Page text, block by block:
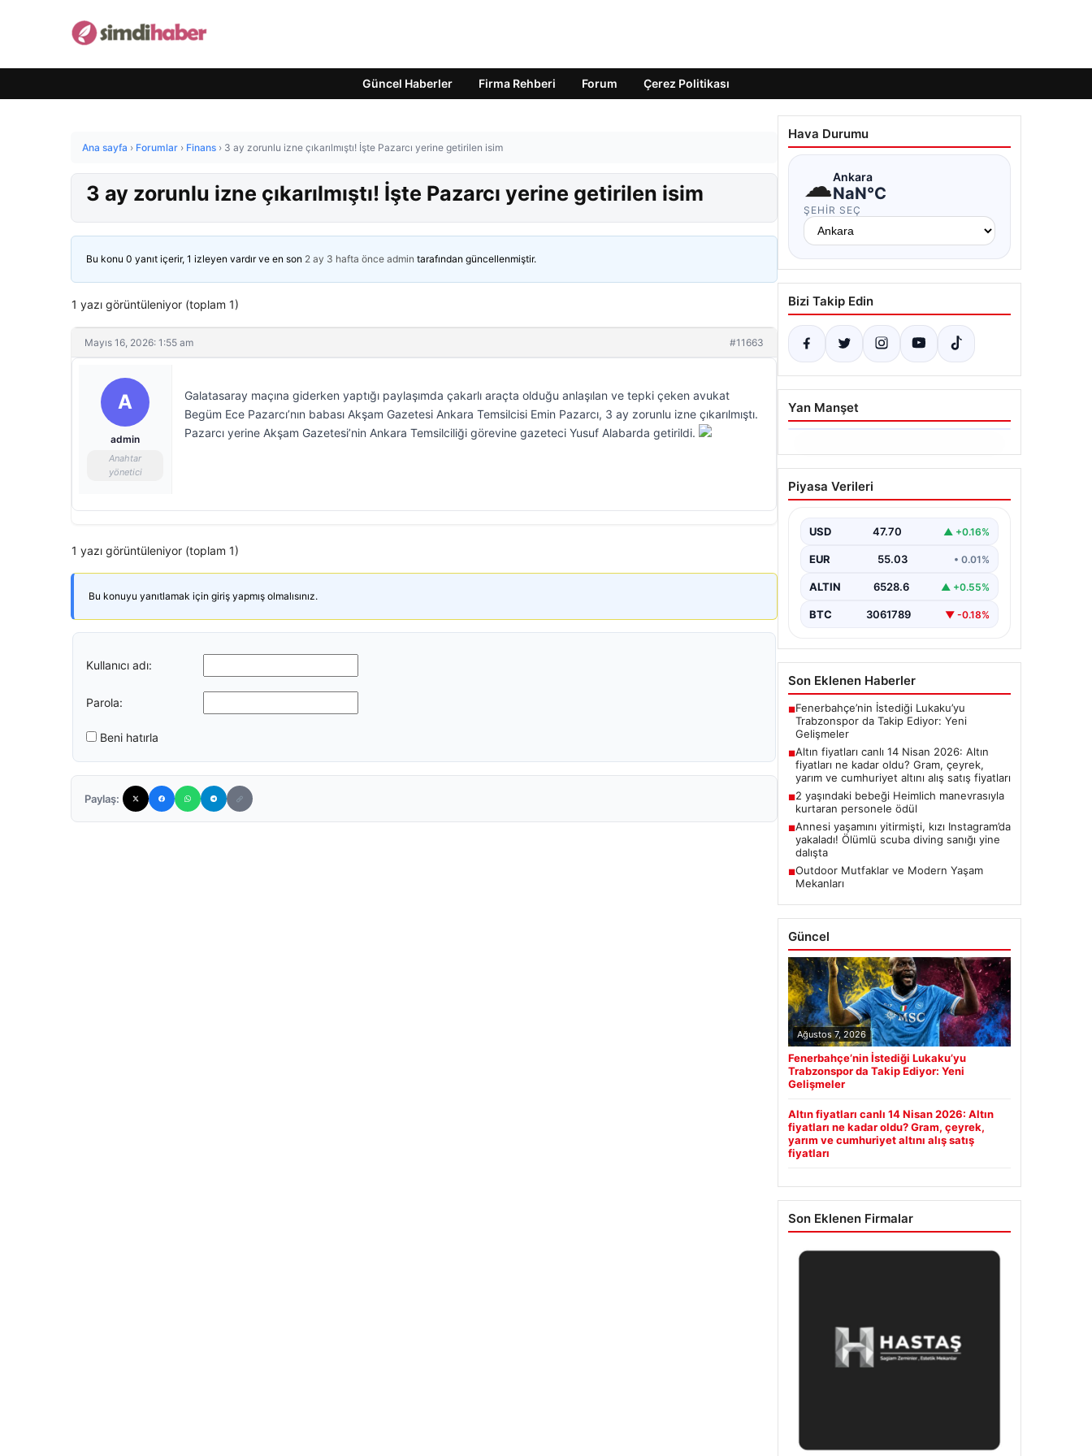
Güncel Haberler Firma Rehberi Forum Çerez Politikası
Ana sayfa › Forumlar › Finans › 3 ay zorunlu izne çıkarılmıştı! İşte Pazarcı yerine getirilen isim
3 ay zorunlu izne çıkarılmıştı! İşte Pazarcı yerine getirilen isim
Bu konu 0 yanıt içerir, 1 izleyen vardır ve en son 2 ay 3 hafta önce admin tarafından güncellenmiştir.
1 yazı görüntüleniyor (toplam 1)
Mayıs 16, 2026: 1:55 am #11663
A
admin
Anahtar
yönetici
Galatasaray maçına giderken yaptığı paylaşımda çakarlı araçta olduğu anlaşılan ve tepki çeken avukat
Begüm Ece Pazarcı’nın babası Akşam Gazetesi Ankara Temsilcisi Emin Pazarcı, 3 ay zorunlu izne çıkarılmıştı.
Pazarcı yerine Akşam Gazetesi’nin Ankara Temsilciliği görevine gazeteci Yusuf Alabarda getirildi.
1 yazı görüntüleniyor (toplam 1)
Bu konuyu yanıtlamak için giriş yapmış olmalısınız.
Kullanıcı adı:
Parola:
Beni hatırla
Paylaş:
Hava Durumu
☁Ankara
NaN°C
ŞEHIR SEÇ
Bizi Takip Edin
Yan Manşet
06.08.2026
Altın fiyatları canlı 14
Nisan 2026: Altın fiyatları
çeyrek, yarım ve
cumhuriyet altını alış satış
Piyasa Verileri
USD 47.70 ▲ +0.16%
EUR 55.03 • 0.01%
ALTIN 6528.6 ▲ +0.55%
BTC 3061789 ▼ -0.18%
Son Eklenen Haberler
■Fenerbahçe’nin İstediği Lukaku’yu
Trabzonspor da Takip Ediyor: Yeni
Gelişmeler
■Altın fiyatları canlı 14 Nisan 2026: Altın
fiyatları ne kadar oldu? Gram, çeyrek,
yarım ve cumhuriyet altını alış satış fiyatları
■2 yaşındaki bebeği Heimlich manevrasıyla
kurtaran personele ödül
■Annesi yaşamını yitirmişti, kızı Instagram’da
yakaladı! Ölümlü scuba diving sanığı yine
dalışta
■Outdoor Mutfaklar ve Modern Yaşam
Mekanları
Güncel
Ağustos 7, 2026
Fenerbahçe’nin İstediği Lukaku’yu
Trabzonspor da Takip Ediyor: Yeni
Gelişmeler
Altın fiyatları canlı 14 Nisan 2026: Altın
fiyatları ne kadar oldu? Gram, çeyrek,
yarım ve cumhuriyet altını alış satış
fiyatları
Son Eklenen Firmalar